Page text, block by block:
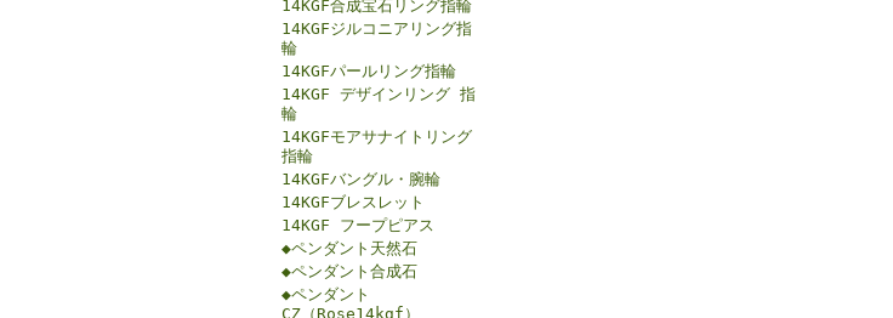
14KGF合成宝石リング指輪
14KGFジルコニアリング指
輪
14KGFパールリング指輪
14KGF デザインリング 指
輪
14KGFモアサナイトリング
指輪
14KGFバングル・腕輪
14KGFブレスレット
14KGF フープピアス
◆ペンダント天然石
◆ペンダント合成石
◆ペンダント
CZ（Rose14kgf）